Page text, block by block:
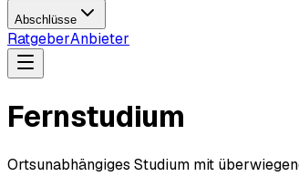
Abschlüsse
RatgeberAnbieter
Fernstudium
Ortsunabhängiges Studium mit